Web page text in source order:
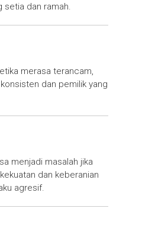
setia dan ramah.
merasa terancam,
dan pemilik yang
menjadi masalah jika
dan keberanian
agresif.